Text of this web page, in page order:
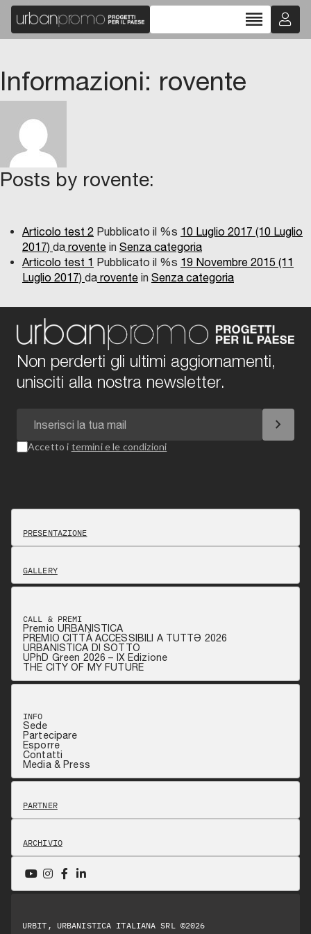
reorder
Informazioni: rovente
Posts by rovente:
Articolo test 2 Pubblicato il %s 10 Luglio 2017 (10 Luglio
2017) da rovente in Senza categoria
Articolo test 1 Pubblicato il %s 19 Novembre 2015 (11
Luglio 2017) da rovente in Senza categoria
Non perderti gli ultimi aggiornamenti,
unisciti alla nostra newsletter.
chevron_right
Accetto i termini e le condizioni
PRESENTAZIONE
GALLERY
CALL & PREMI
Premio URBANISTICA
PREMIO CITTÀ ACCESSIBILI A TUTTƏ 2026
URBANISTICA DI SOTTO
UPhD Green 2026 – IX Edizione
THE CITY OF MY FUTURE
INFO
Sede
Partecipare
Esporre
Contatti
Media & Press
PARTNER
ARCHIVIO
URBIT, URBANISTICA ITALIANA SRL ©2026